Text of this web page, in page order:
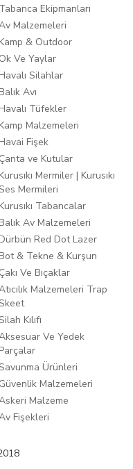
Tabanca Ekipmanları
Malzemeleri
& Outdoor
Ok Ve Yaylar
Silahlar
Avı
Tüfekler
Malzemeleri
Fişek
Çanta ve Kutular
Mermiler | Kurusıkı
Mermileri
Tabancalar
Av Malzemeleri
Red Dot Lazer
& Tekne & Kurşun
Çakı Ve Bıçaklar
Malzemeleri Trap
Kılıfı
Ve Yedek
Ürünleri
Güvenlik Malzemeleri
Malzeme
Fişekleri